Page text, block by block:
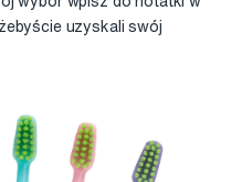
uzyskali swój